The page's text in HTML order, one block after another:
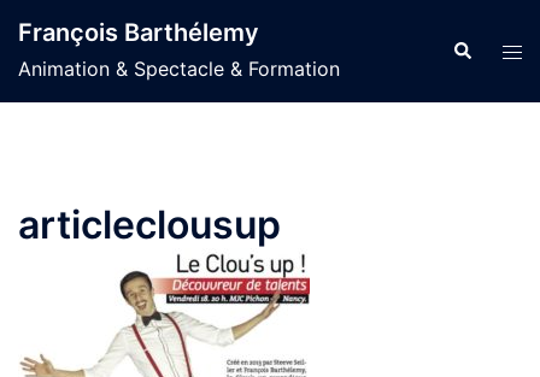
au
contenu
François Barthélemy
Animation & Spectacle & Formation
articleclousup